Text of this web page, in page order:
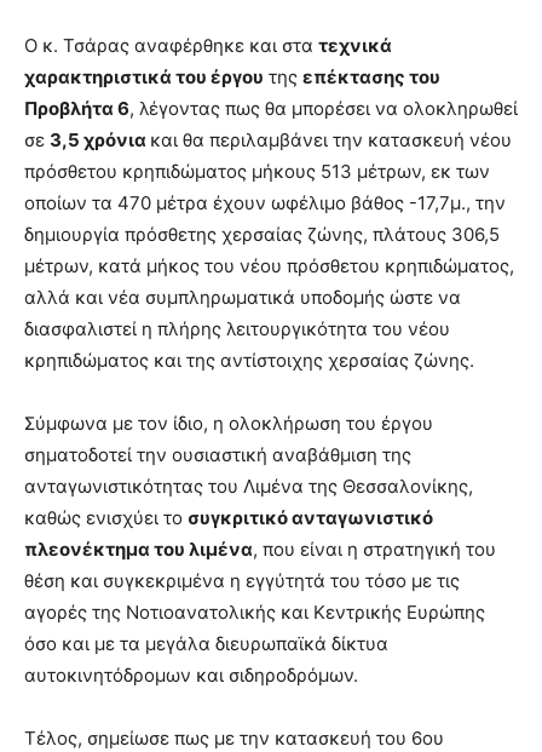
Ο κ. Τσάρας αναφέρθηκε και στα τεχνικά
χαρακτηριστικά του έργου της επέκτασης του
Προβλήτα 6, λέγοντας πως θα μπορέσει να ολοκληρωθεί
σε 3,5 χρόνια και θα περιλαμβάνει την κατασκευή νέου
πρόσθετου κρηπιδώματος μήκους 513 μέτρων, εκ των
οποίων τα 470 μέτρα έχουν ωφέλιμο βάθος -17,7μ., την
δημιουργία πρόσθετης χερσαίας ζώνης, πλάτους 306,5
μέτρων, κατά μήκος του νέου πρόσθετου κρηπιδώματος,
αλλά και νέα συμπληρωματικά υποδομής ώστε να
διασφαλιστεί η πλήρης λειτουργικότητα του νέου
κρηπιδώματος και της αντίστοιχης χερσαίας ζώνης.
Σύμφωνα με τον ίδιο, η ολοκλήρωση του έργου
σηματοδοτεί την ουσιαστική αναβάθμιση της
ανταγωνιστικότητας του Λιμένα της Θεσσαλονίκης,
καθώς ενισχύει το συγκριτικό ανταγωνιστικό
πλεονέκτημα του λιμένα, που είναι η στρατηγική του
θέση και συγκεκριμένα η εγγύτητά του τόσο με τις
αγορές της Νοτιοανατολικής και Κεντρικής Ευρώπης
όσο και με τα μεγάλα διευρωπαϊκά δίκτυα
αυτοκινητόδρομων και σιδηροδρόμων.
Τέλος, σημείωσε πως με την κατασκευή του 6ου